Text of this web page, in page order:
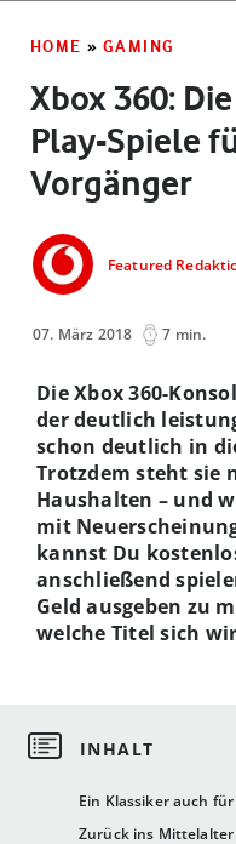
HOME » GAMING
Xbox 360:
Play-Spiele
Vorgänger
Featured
07. März 2018 7 min.
Ein Klassiker auch
Zurück ins Mittelalter
Die Xbox 360-
der deutlich
schon deutlich in
Trotzdem steht sie
Haushalten – und
mit
kannst Du
anschließend
Geld ausgeben zu
welche Titel sich